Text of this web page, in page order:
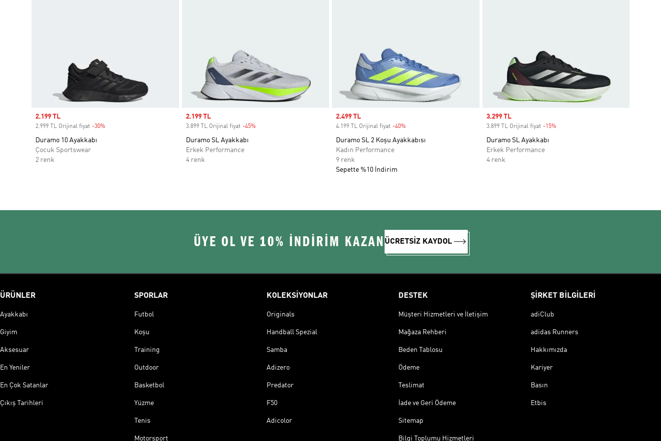
Sale price
2.199 TL
2.999 TL Orijinal fiyat -30%
Duramo 10 Ayakkabı
Çocuk Sportswear
2 renk
Sale price
2.199 TL
3.899 TL Orijinal fiyat -45%Discount
Duramo SL Ayakkabı
Erkek Performance
4 renk
Sale price
2.499 TL
4.199 TL Orijinal fiyat -40%
Duramo SL 2 Koşu Ayakkabısı
Kadın Performance
9 renk
Sepette %10 İndirim
Sale price
3.299 TL
3.899 TL Orijinal fiyat -15%Discount
Duramo SL Ayakkabı
Erkek Performance
4 renk
ÜYE OL VE 10% İNDİRİM KAZAN ÜCRETSİZ KAYDOL
ÜRÜNLER
Ayakkabı
Giyim
Aksesuar
En Yeniler
En Çok Satanlar
Çıkış Tarihleri
SPORLAR
Futbol
Koşu
Training
Outdoor
Basketbol
Yüzme
Tenis
Motorsport
KOLEKSİYONLAR
Originals
Handball Spezial
Samba
Adizero
Predator
F50
Adicolor
DESTEK
Müşteri Hizmetleri ve İletişim
Mağaza Rehberi
Beden Tablosu
Ödeme
Teslimat
İade ve Geri Ödeme
Sitemap
Bilgi Toplumu Hizmetleri
ŞİRKET BİLGİLERİ
adiClub
adidas Runners
Hakkımızda
Kariyer
Basın
Etbis